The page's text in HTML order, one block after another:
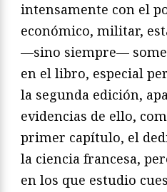
intensamente con el
económico, militar,
—sino siempre—
en el libro, especial
la segunda edición,
evidencias de ello,
primer capítulo, el
la ciencia francesa,
en los que estudio